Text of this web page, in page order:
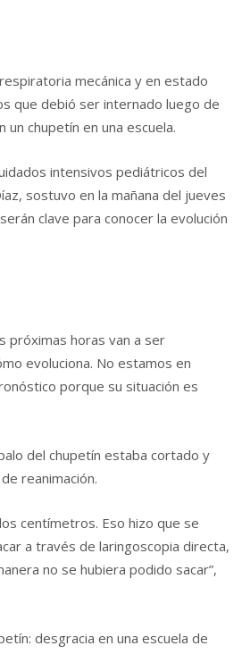
mecánica y en estado
que debió ser internado luego de
chupetín en una escuela.
intensivos pediátricos del
sostuvo en la mañana del jueves
clave para conocer la evolución
próximas horas van a ser
evoluciona. No estamos en
porque su situación es
del chupetín estaba cortado y
reanimación.
centímetros. Eso hizo que se
a través de laringoscopia directa,
no se hubiera podido sacar”,
desgracia en una escuela de